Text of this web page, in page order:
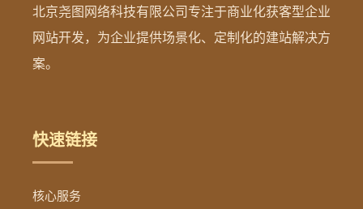
北京尧图网络科技有限公司专注于商业化获客型企业
网站开发，为企业提供场景化、定制化的建站解决方
案。
快速链接
核心服务